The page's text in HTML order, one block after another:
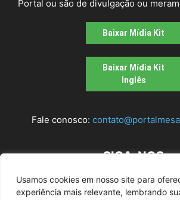
Usamos cookies em nosso site para
experiência mais relevante, lembrando
Portal ou são de divulgação ou
Baixar Mídia Kit
Baixar Mídia Kit
Inglês
Fale conosco:
SIGA-NOS